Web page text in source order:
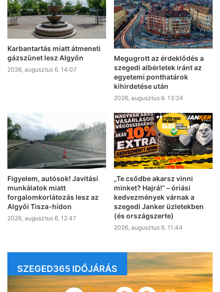
Karbantartás miatt átmeneti
gázszünet lesz Algyőn
2026, augusztus 6. 14:07
Megugrott az érdeklődés a
szegedi albérletek iránt az
egyetemi ponthatárok
kihirdetése után
2026, augusztus 6. 13:24
Figyelem, autósok! Javítási
munkálatok miatt
forgalomkorlátozás lesz az
Algyői Tisza-hídon
2026, augusztus 6. 12:47
„Te csődbe akarsz vinni
minket? Hajrá!” – óriási
kedvezmények várnak a
szegedi Janker üzletekben
(és országszerte)
2026, augusztus 6. 11:44
SZEGED365 IDŐJÁRÁS